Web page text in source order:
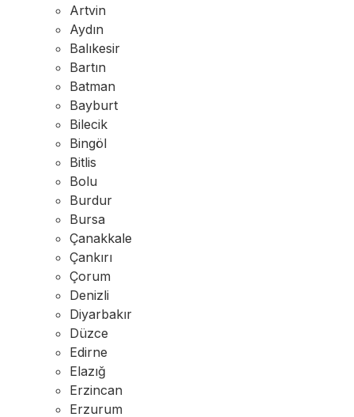
Artvin
Aydın
Balıkesir
Bartın
Batman
Bayburt
Bilecik
Bingöl
Bitlis
Bolu
Burdur
Bursa
Çanakkale
Çankırı
Çorum
Denizli
Diyarbakır
Düzce
Edirne
Elazığ
Erzincan
Erzurum